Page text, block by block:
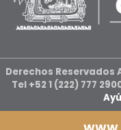
Derechos Reservados
Tel +52 1 (222) 777